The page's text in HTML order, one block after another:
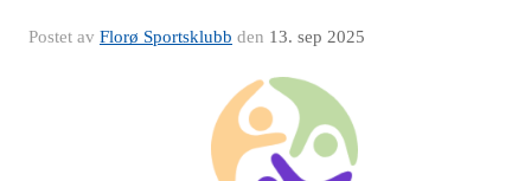
Postet av Florø Sportsklubb den 13. sep 2025